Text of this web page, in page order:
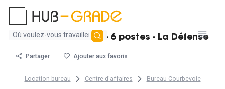
Aucun
trouvé
Bureau chez Kwerk - 6 postes - La Défense
Partager Ajouter aux favoris
Location bureau Centre d'affaires Bureau Courbevoie